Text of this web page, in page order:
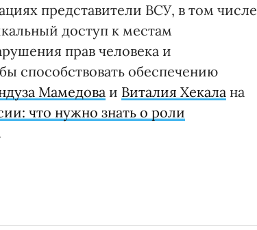
представители ВСУ, в том числе
доступ к местам
прав человека и
способствовать обеспечению
Мамедова и Виталия Хекала на
что нужно знать о роли